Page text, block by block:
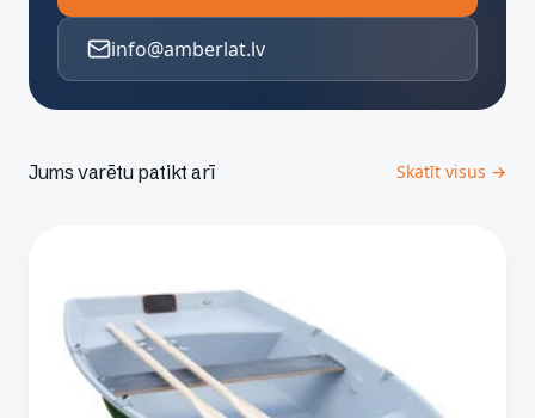
info@amberlat.lv
Jums varētu patikt arī Skatīt visus →